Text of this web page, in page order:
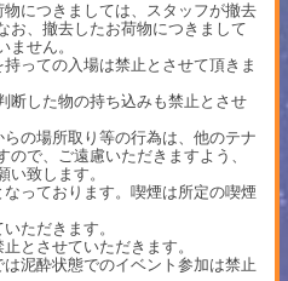
につきましては、スタッフが撤去
お、撤去したお荷物につきまして
せん。
っての入場は禁止とさせて頂きま
断した物の持ち込みも禁止とさせ
の場所取り等の行為は、他のテナ
で、ご遠慮いただきますよう、
致します。
っております。喫煙は所定の喫煙
ただきます。
とさせていただきます。
は泥酔状態でのイベント参加は禁止